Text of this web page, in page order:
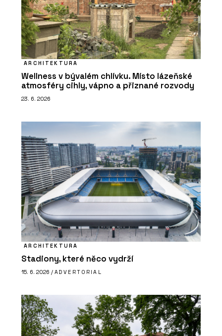
ARCHITEKTURA
Wellness v bývalém chlívku. Místo lázeňské
atmosféry cihly, vápno a přiznané rozvody
23. 6. 2026
ARCHITEKTURA
Stadiony, které něco vydrží
15. 6. 2026 / ADVERTORIAL